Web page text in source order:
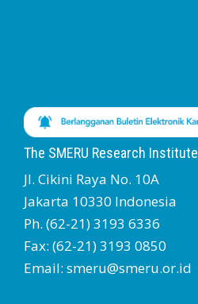
The SMERU Research Institute
Jl. Cikini Raya No. 10A
Jakarta 10330 Indonesia
Ph. (62-21) 3193 6336
Fax: (62-21) 3193 0850
Email: smeru@smeru.or.id